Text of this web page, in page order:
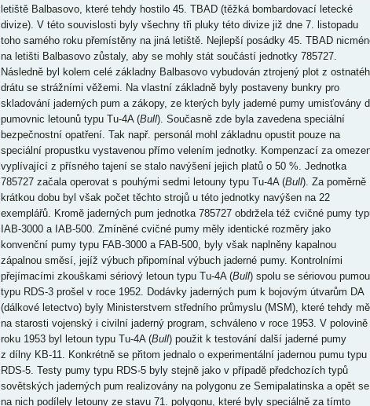
letiště Balbasovo, které tehdy hostilo 45. TBAD (těžká bombardovací letecké
divize). V této souvislosti byly všechny tři pluky této divize již dne 7. listopadu
toho samého roku přemístěny na jiná letiště. Nejlepší posádky 45. TBAD
na letišti Balbasovo zůstaly, aby se mohly stát součástí jednotky 785727.
Následně byl kolem celé základny Balbasovo vybudován ztrojený plot z
drátu se strážními věžemi. Na vlastní základně byly postaveny bunkry pro
skladování jaderných pum a zákopy, ze kterých byly jaderné pumy umisťovány
pumovnic letounů typu Tu-4A (Bull). Současně zde byla zavedena speciální
bezpečnostní opatření. Tak např. personál mohl základnu opustit pouze na
speciální propustku vystavenou přímo velením jednotky. Kompenzací za
vyplívající z přísného tajení se stalo navýšení jejich platů o 50 %. Jednotka
785727 začala operovat s pouhými sedmi letouny typu Tu-4A (Bull). Za poměrně
krátkou dobu byl však počet těchto strojů u této jednotky navýšen na 22
exemplářů. Kromě jaderných pum jednotka 785727 obdržela též cvičné pumy
IAB-3000 a IAB-500. Zmíněné cvičné pumy měly identické rozměry jako
konvenční pumy typu FAB-3000 a FAB-500, byly však naplněny kapalnou
zápalnou směsí, jejíž výbuch připomínal výbuch jaderné pumy. Kontrolními
přejímacími zkouškami sériový letoun typu Tu-4A (Bull) spolu se sériovou pumou
typu RDS-3 prošel v roce 1952. Dodávky jaderných pum k bojovým útvarům DA
(dálkové letectvo) byly Ministerstvem středního průmyslu (MSM), které tehdy
na starosti vojenský i civilní jaderný program, schváleno v roce 1953. V polovině
roku 1953 byl letoun typu Tu-4A (Bull) použit k testování další jaderné pumy
z dílny KB-11. Konkrétně se přitom jednalo o experimentální jadernou pumu typu
RDS-5. Testy pumy typu RDS-5 byly stejně jako v případě předchozích typů
sovětských jaderných pum realizovány na polygonu ze Semipalatinska a opět se
na nich podílely letouny ze stavu 71. polygonu, které byly speciálně za tímto